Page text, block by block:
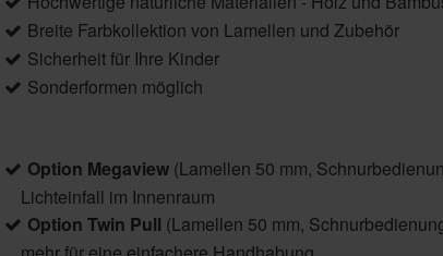
Breite Farbkollektion von Lamellen und Zubehör
Sicherheit für Ihre Kinder
Sonderformen möglich
Option Megaview(Lamellen 50 mm,
Lichteinfall im Innenraum
Option Twin Pull (Lamellen 50 mm,